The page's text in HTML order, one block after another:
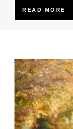
READ MORE
Obrázok